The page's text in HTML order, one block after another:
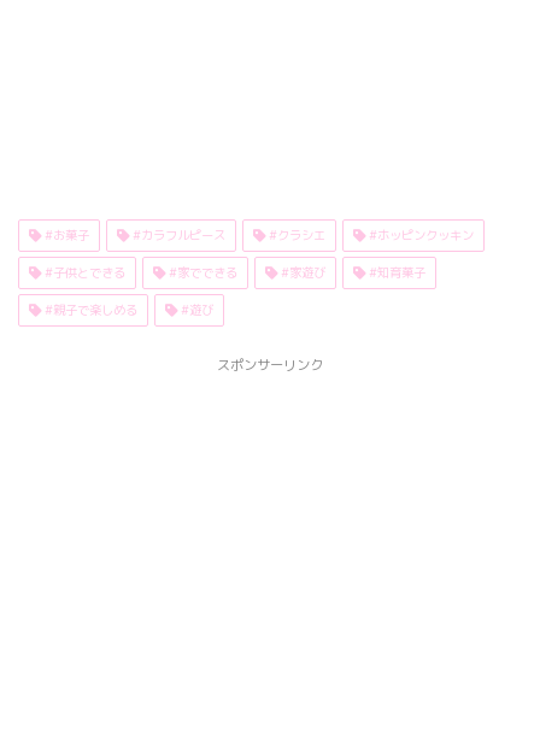
#お菓子 #カラフルピース #クラシエ #ホッピンクッキン
#子供とできる #家でできる #家遊び #知育菓子
#親子で楽しめる #遊び
スポンサーリンク